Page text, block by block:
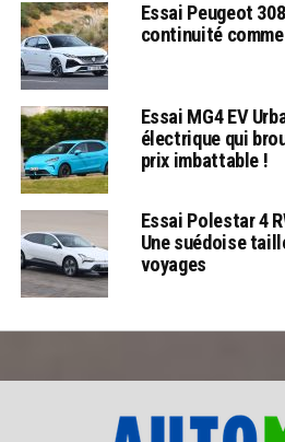
Essai Peugeot
continuité
Essai MG4 EV
électrique qui
prix imbattable !
Essai Polestar 4
Une suédoise
voyages